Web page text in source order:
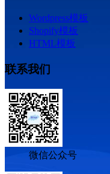
Wordpress模板
Shopify模板
HTML模板
联系我们
微信公众号